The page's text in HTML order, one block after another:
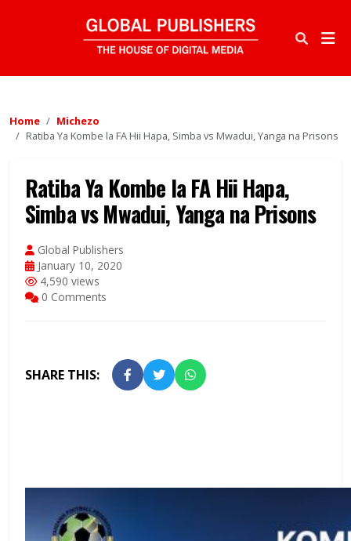
Home
Michezo
Ratiba Ya Kombe la FA Hii Hapa, Simba vs Mwadui, Yanga na Prisons
Ratiba Ya Kombe la FA Hii Hapa,
Simba vs Mwadui, Yanga na Prisons
Global Publishers
January 10, 2020
4,590 views
0 Comments
SHARE THIS: